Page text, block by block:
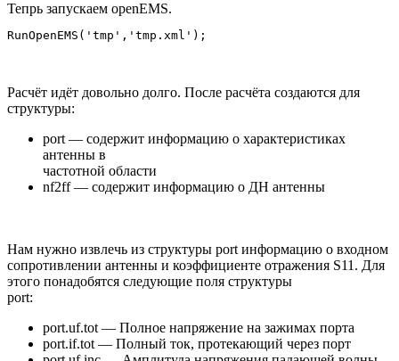
Тепрь запускаем openEMS.
Расчёт идёт довольно долго. После расчёта создаются для
структуры:
port — содержит информацию о характеристиках
антенны в
частотной области
nf2ff — содержит информацию о ДН антенны
Нам нужно извлечь из структуры port информацию о входном
сопротивлении антенны и коэффициенте отражения S11. Для
этого понадобятся следующие поля структуры
port:
port.uf.tot — Полное напряжение на зажимах порта
port.if.tot — Полный ток, протекающий через порт